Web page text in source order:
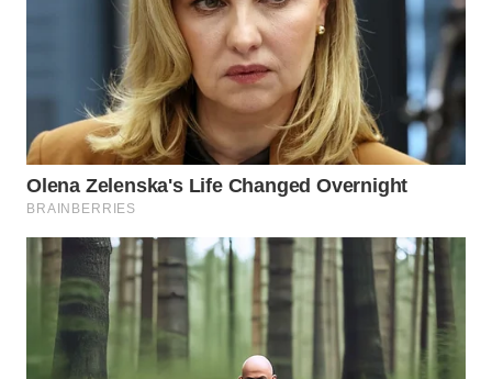
WAHANA
TRAVEL
WAHANA
TV
WAHANANEWS
ID
WAHANANEWS
CO ID